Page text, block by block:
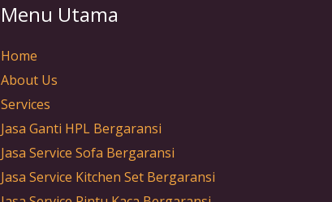
Menu Utama
Home
About Us
Services
Jasa Ganti HPL Bergaransi
Jasa Service Sofa Bergaransi
Jasa Service Kitchen Set Bergaransi